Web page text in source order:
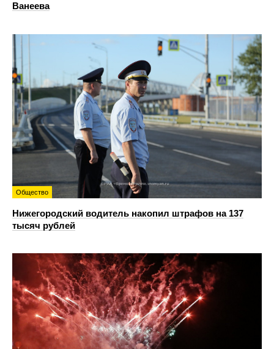
Ванеева
Общество
Нижегородский водитель накопил штрафов на 137
тысяч рублей